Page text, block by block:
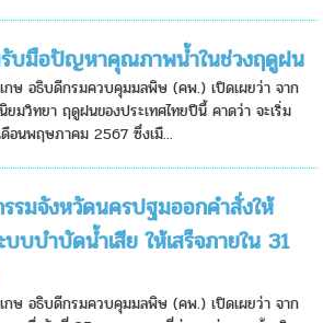
รับมือปัญหาคุณภาพน้ำในช่วงฤดูฝน
ษ อธิบดีกรมควบคุมมลพิษ (คพ.) เปิดเผยว่า จาก
มวิทยา ฤดูฝนของประเทศไทยปีนี้ คาดว่า จะเริ่ม
อนพฤษภาคม 2567 ซึ่งเมื...
รมจังหวัดนครปฐมออกคำสั่งให้
บบำบัดน้ำเสีย ให้เสร็จภายใน 31
ษ อธิบดีกรมควบคุมมลพิษ (คพ.) เปิดเผยว่า จาก